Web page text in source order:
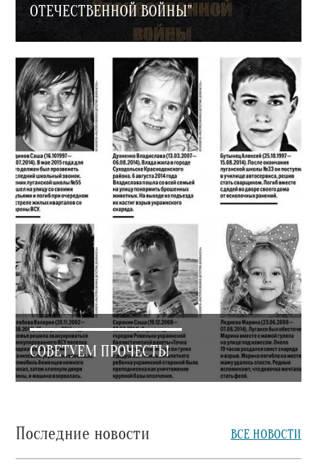
ОТЕЧЕСТВЕННОЙ ВОЙНЫ"
СОВЕТУЕМ ПРОЧЕСТЬ!
Последние новости ВСЕ НОВОСТИ